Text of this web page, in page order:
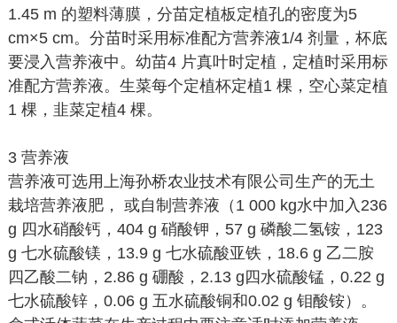
1.45 m 的塑料薄膜，分苗定植板定植孔的密度为5
cm×5 cm。分苗时采用标准配方营养液1/4 剂量，杯底
要浸入营养液中。幼苗4 片真叶时定植，定植时采用标
准配方营养液。生菜每个定植杯定植1 棵，空心菜定植
1 棵，韭菜定植4 棵。
3 营养液
营养液可选用上海孙桥农业技术有限公司生产的无土
栽培营养液肥， 或自制营养液（1 000 kg水中加入236
g 四水硝酸钙，404 g 硝酸钾，57 g 磷酸二氢铵，123
g 七水硫酸镁，13.9 g 七水硫酸亚铁，18.6 g 乙二胺
四乙酸二钠，2.86 g 硼酸，2.13 g四水硫酸锰，0.22 g
七水硫酸锌，0.06 g 五水硫酸铜和0.02 g 钼酸铵）。